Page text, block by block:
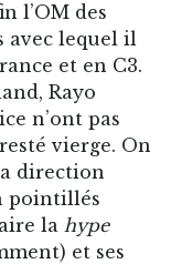
l’OM des
avec lequel il
et en C3.
Rayo
n’ont pas
vierge. On
direction
pointillés
la hype
et ses